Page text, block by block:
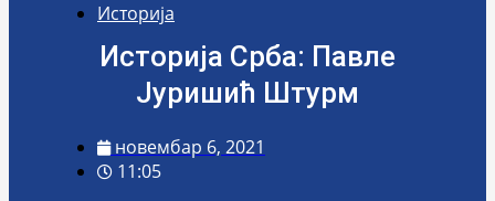
Историја
Историја Срба: Павле
Јуришић Штурм
новембар 6, 2021
11:05